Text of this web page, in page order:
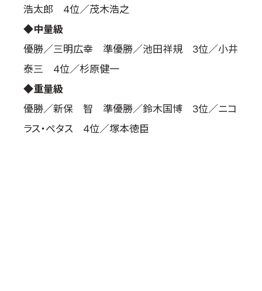
支部からのお知らせ
公式記録
試合規則
青少年部・保護者の方へ
一般の部・壮年部の方
浩太郎 4位／茂木浩之
◆中量級
優勝／三明広幸 準優勝／池田祥規 3位／小井
泰三 4位／杉原健一
◆重量級
優勝／新保 智 準優勝／鈴木国博 3位／ニコ
ラス・ペタス 4位／塚本徳臣